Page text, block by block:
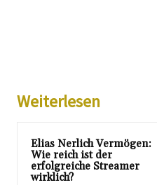
Weiterlesen
Elias Nerlich Vermögen:
Wie reich ist der
erfolgreiche Streamer
wirklich?